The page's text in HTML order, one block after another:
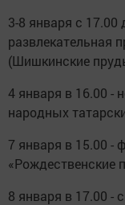
3-8 января с 17.00
развлекательная
(Шишкинские
4 января в 16.00 -
народных
7 января в 15.00 -
«Рождественские
8 января в 17.00 -